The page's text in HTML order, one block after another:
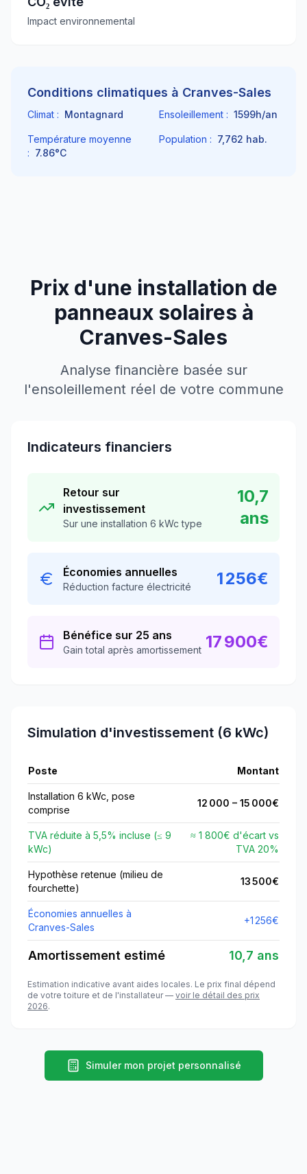
Impact environnemental
Conditions climatiques à Cranves-Sales
Climat : Montagnard Ensoleillement : 1599h/an
Température moyenne
: 7.86°C
Population : 7,762 hab.
Prix d'une installation de
panneaux solaires à
Cranves-Sales
Analyse financière basée sur
l'ensoleillement réel de votre commune
Indicateurs financiers
Retour sur
investissement
Sur une installation 6 kWc type
10,7
ans
Économies annuelles
Réduction facture électricité 1 256€
Bénéfice sur 25 ans
Gain total après amortissement 17 900€
Simulation d'investissement (6 kWc)
Poste Montant
Installation 6 kWc, pose
comprise
12 000 – 15 000€
TVA réduite à 5,5% incluse (≤ 9
kWc)
≈ 1 800€ d'écart vs
TVA 20%
Hypothèse retenue (milieu de
fourchette)
13 500€
Économies annuelles à
Cranves-Sales
+1 256€
Amortissement estimé 10,7 ans
Estimation indicative avant aides locales. Le prix final dépend
de votre toiture et de l'installateur — voir le détail des prix
2026.
Simuler mon projet personnalisé